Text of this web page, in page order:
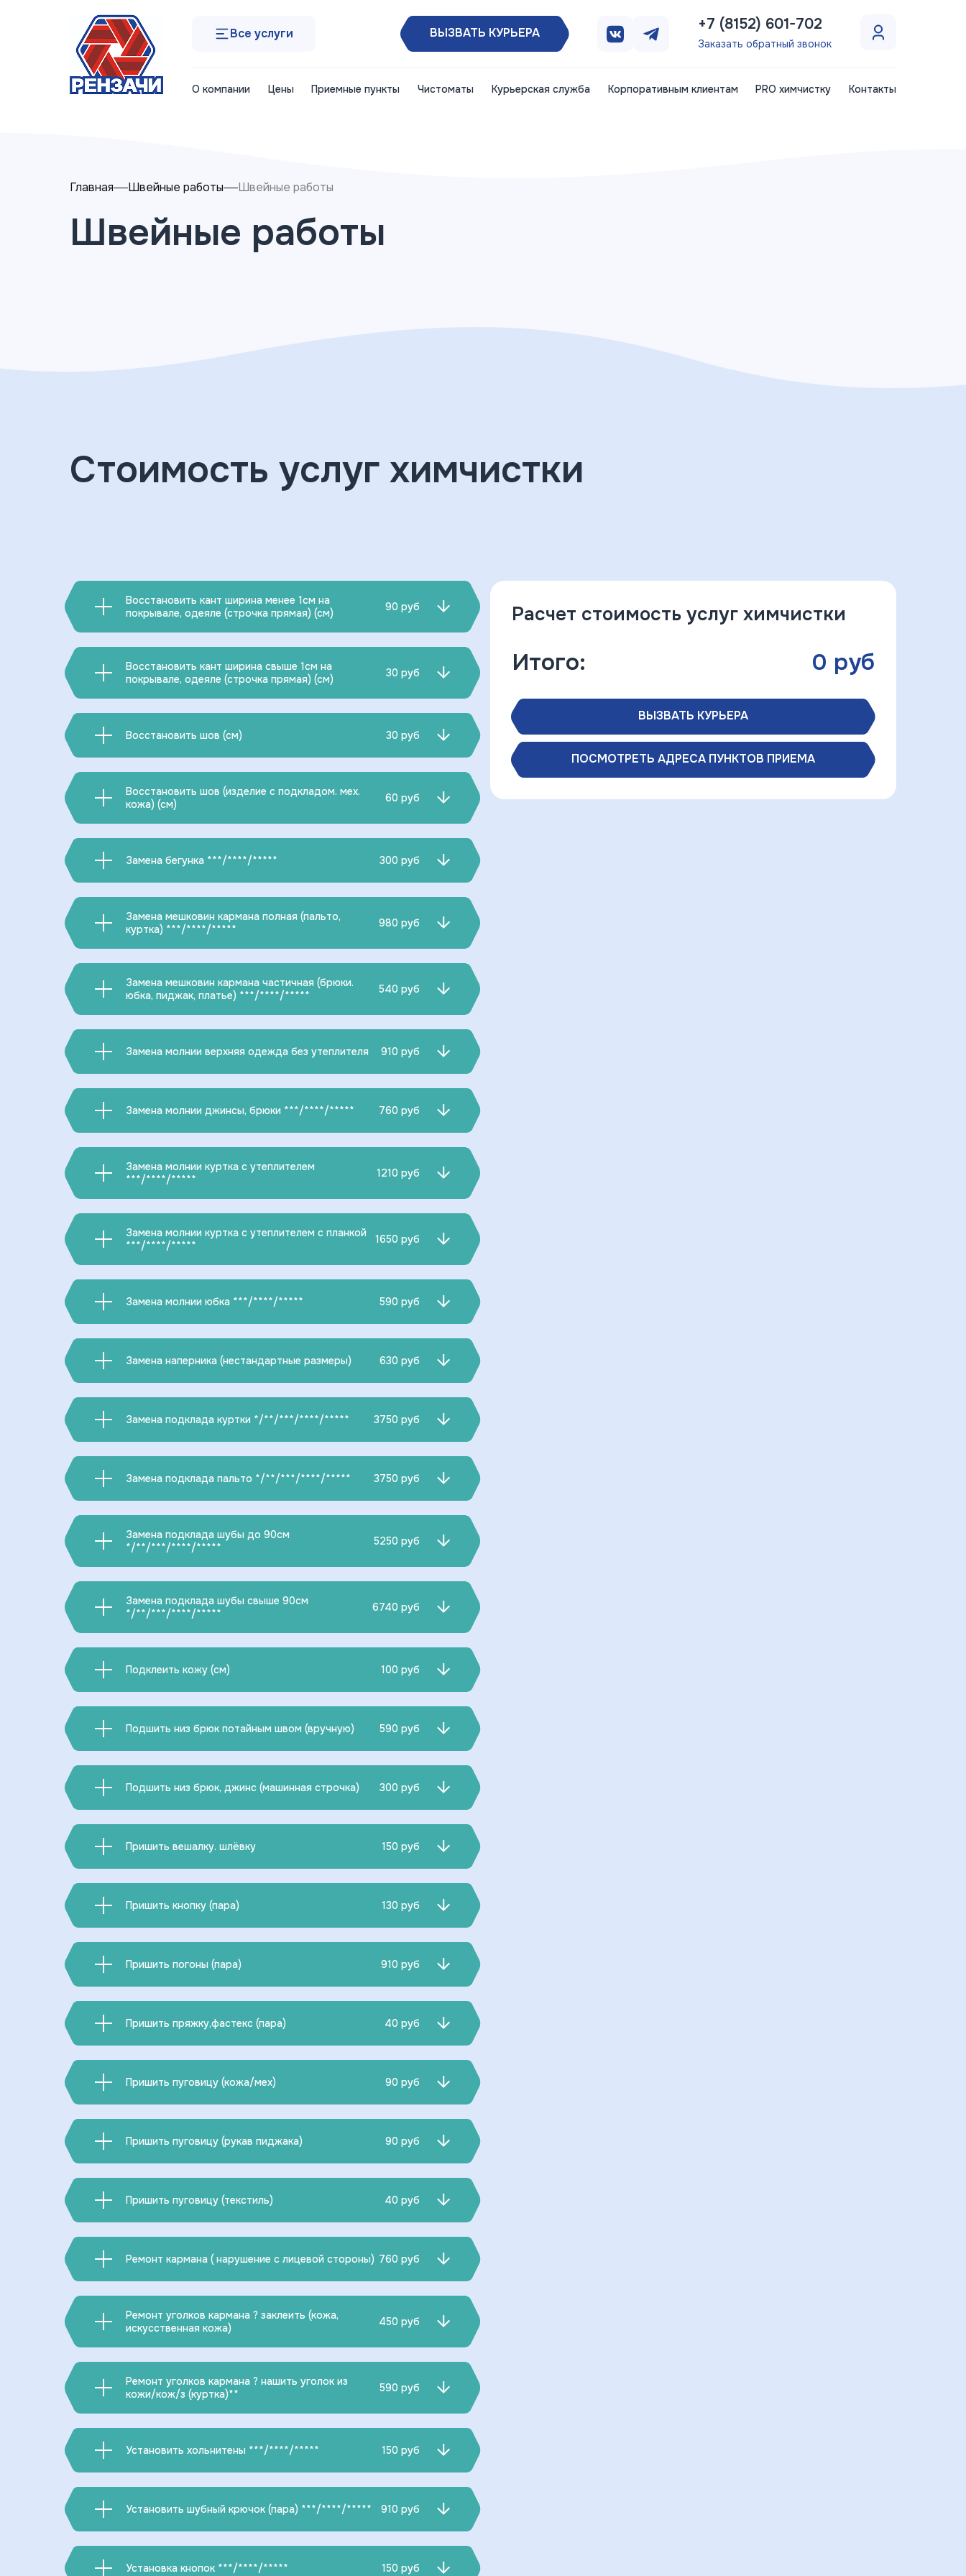
Все услуги ВЫЗВАТЬ КУРЬЕРА +7 (8152) 601-702
Заказать обратный звонок
О компании Цены Приемные пункты Чистоматы Курьерская служба Корпоративным клиентам PRO химчистку Контакты
Главная Швейные работы Швейные работы
Швейные работы
Стоимость услуг химчистки
Восстановить кант ширина менее 1см на
покрывале, одеяле (строчка прямая) (см)
90 руб
Восстановить кант ширина свыше 1см на
покрывале, одеяле (строчка прямая) (см)
30 руб
Восстановить шов (см) 30 руб
Восстановить шов (изделие с подкладом. мех.
кожа) (см)
60 руб
Замена бегунка ***/****/***** 300 руб
Замена мешковин кармана полная (пальто,
куртка) ***/****/*****
980 руб
Замена мешковин кармана частичная (брюки.
юбка, пиджак, платье) ***/****/*****
540 руб
Замена молнии верхняя одежда без утеплителя 910 руб
Замена молнии джинсы, брюки ***/****/***** 760 руб
Замена молнии куртка с утеплителем
***/****/*****
1210 руб
Замена молнии куртка с утеплителем с планкой
***/****/*****
1650 руб
Замена молнии юбка ***/****/***** 590 руб
Замена наперника (нестандартные размеры) 630 руб
Замена подклада куртки */**/***/****/***** 3750 руб
Замена подклада пальто */**/***/****/***** 3750 руб
Замена подклада шубы до 90см
*/**/***/****/*****
5250 руб
Замена подклада шубы свыше 90см
*/**/***/****/*****
6740 руб
Подклеить кожу (см) 100 руб
Подшить низ брюк потайным швом (вручную) 590 руб
Подшить низ брюк, джинс (машинная строчка) 300 руб
Пришить вешалку. шлёвку 150 руб
Пришить кнопку (пара) 130 руб
Пришить погоны (пара) 910 руб
Пришить пряжку,фастекс (пара) 40 руб
Пришить пуговицу (кожа/мех) 90 руб
Пришить пуговицу (рукав пиджака) 90 руб
Пришить пуговицу (текстиль) 40 руб
Ремонт кармана ( нарушение с лицевой стороны) 760 руб
Ремонт уголков кармана ? заклеить (кожа,
искусственная кожа)
450 руб
Ремонт уголков кармана ? нашить уголок из
кожи/кож/з (куртка)**
590 руб
Установить хольнитены ***/****/***** 150 руб
Установить шубный крючок (пара) ***/****/***** 910 руб
Установка кнопок ***/****/***** 150 руб
Расчет стоимость услуг химчистки
Итого: 0 руб
ВЫЗВАТЬ КУРЬЕРА
ПОСМОТРЕТЬ АДРЕСА ПУНКТОВ ПРИЕМА